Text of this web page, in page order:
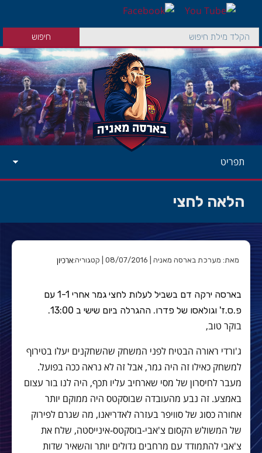
תפריט
הלאה לחצי
מאת: מערכת בארסה מאניה | 08/07/2016 | קטגוריה: ארכיון
בארסה ירקה דם בשביל לעלות לחצי גמר אחרי 1-1 עם
פ.ס.ז' וגולאסו של פדרו. ההגרלה ביום שישי ב 13:00.
בוקר טוב,
ג'ורדי ראורה הבטיח לפני המשחק שהשחקנים יעלו בטירוף
למשחק כאילו זה היה גמר, אבל זה לא נראה ככה בפועל.
מעבר לחיסרון של מסי שארחיב עליו תכף, היה לנו בור עצום
באמצע. זה נבע מהעובדה שבוסקטס היה ממוקם יותר
אחורה כסוג של סוויפר בעזרה לאדריאנו, מה שגרם לפירוק
של המשולש הקסום צ'אבי-בוסקטס-אינייסטה, שלח את
צ'אבי להתמודד עם מרחבים גדולים יותר והשאיר שדות